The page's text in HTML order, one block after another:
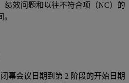
绩效问题和以往不符合项（NC）的
幕会议日期到第 2 阶段的开始日期